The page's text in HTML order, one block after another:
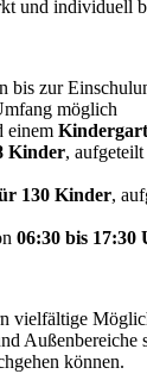
und individuell
bis zur
möglich
einem
Kinder,
130 Kinder,
06:30 bis 17:30
vielfältige
Außenbereiche
können.